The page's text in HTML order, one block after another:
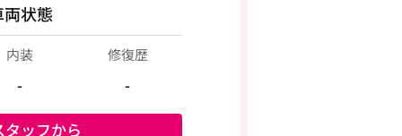
状態
内装
-
修復歴
-
ッフから